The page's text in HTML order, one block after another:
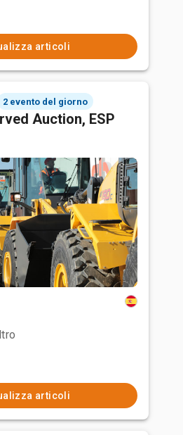
articoli
2 evento del giorno
Auction, ESP
articoli